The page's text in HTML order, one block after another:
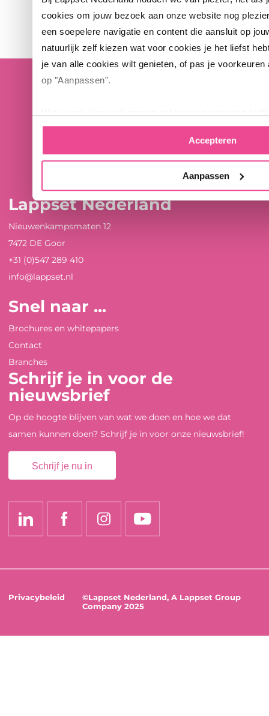
cookies om jouw bezoek aan onze website nog
een soepelere navigatie en content die aansluit op
natuurlijk zelf kiezen wat voor cookies je het liefst
je van alle cookies wilt genieten, of pas je voorkeuren
op "Aanpassen".
Accepteren
Aanpassen
Lappset Nederland
Nieuwenkampsmaten 12
7472 DE Goor
+31 (0)547 289 410
info@lappset.nl
Snel naar ...
Brochures en whitepapers
Contact
Branches
Schrijf je in voor de
nieuwsbrief
Op de hoogte blijven van wat we doen en hoe we dat
samen kunnen doen? Schrijf je in voor onze nieuwsbrief!
Schrijf je nu in
Privacybeleid
©Lappset Nederland, A Lappset Group
Company 2025